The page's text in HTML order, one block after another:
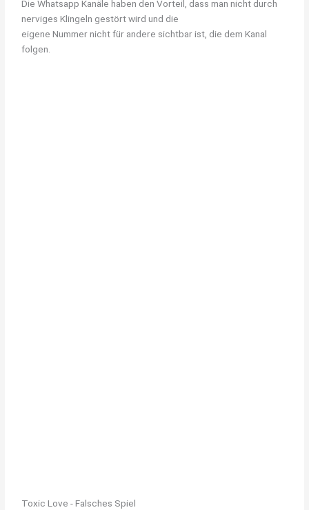
Die Whatsapp Kanäle haben den Vorteil, dass man nicht durch
nerviges Klingeln gestört wird und die
eigene Nummer nicht für andere sichtbar ist, die dem Kanal
folgen.
Toxic Love - Falsches Spiel